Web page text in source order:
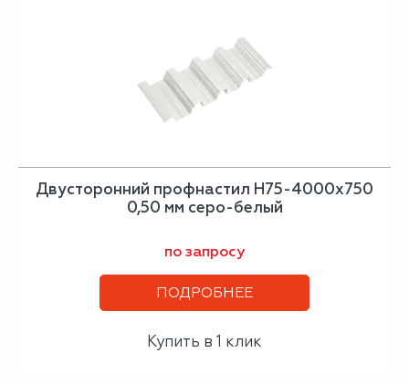
Двусторонний профнастил Н75-4000х750
0,50 мм серо-белый
по запросу
ПОДРОБНЕЕ
Купить в 1 клик